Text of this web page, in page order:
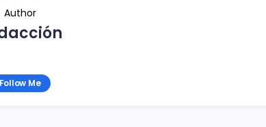
Author
Follow Me